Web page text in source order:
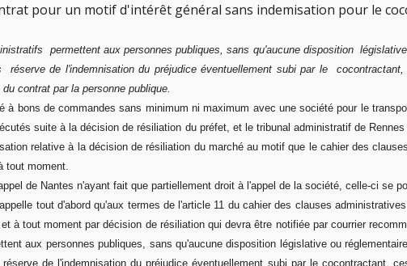
pour un motif d'intérêt général sans indemisation pour le
permettent aux personnes publiques, sans qu'aucune disposition
réserve de l'indemnisation du préjudice éventuellement subi par le
contrat par la personne publique.
à bons de commandes sans minimum ni maximum avec une société pour le
suite à la décision de résiliation du préfet, et le tribunal administratif de
relative à la décision de résiliation du marché au motif que le cahier des
tout moment.
de Nantes n'ayant fait que partiellement droit à l'appel de la société, celle-ci se
tout d'abord qu'aux termes de l'article 11 du cahier des clauses
à tout moment par décision de résiliation qui devra être notifiée par courrier
aux personnes publiques, sans qu'aucune disposition législative ou
de l'indemnisation du préjudice éventuellement subi par le cocontractant,